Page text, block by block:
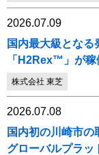
2026.07.09
国内最大級とな
「H2Rex™」が稼
株式会社 東芝
2026.07.08
国内初の川崎市
グローバルプラッ